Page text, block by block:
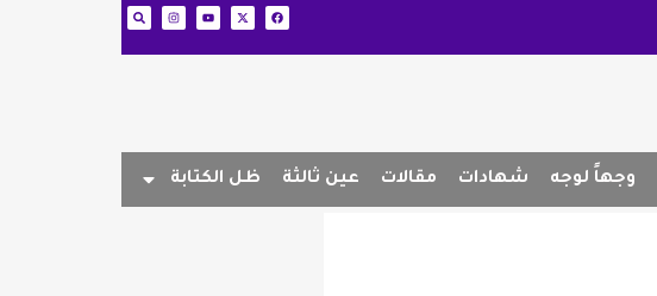
وجهاً لوجه شهادات مقالات عين ثالثة ظل الكتابة